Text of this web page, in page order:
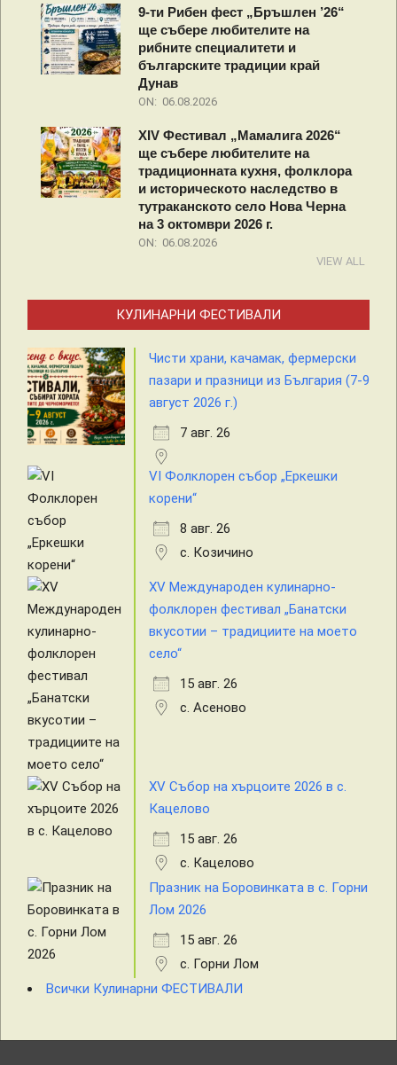
9-ти Рибен фест „Бръшлен ’26“
ще събере любителите на
рибните специалитети и
българските традиции край
Дунав
ON: 06.08.2026
XIV Фестивал „Мамалига 2026“
ще събере любителите на
традиционната кухня, фолклора
и историческото наследство в
тутраканското село Нова Черна
на 3 октомври 2026 г.
ON: 06.08.2026
VIEW ALL
КУЛИНАРНИ ФЕСТИВАЛИ
Чисти храни, качамак, фермерски
пазари и празници из България (7-9
август 2026 г.)
7 авг. 26
VI Фолклорен събор „Еркешки
корени“
8 авг. 26
с. Козичино
XV Международен кулинарно-
фолклорен фестивал „Банатски
вкусотии – традициите на моето
село“
15 авг. 26
с. Асеново
XV Събор на хърцоите 2026 в с.
Кацелово
15 авг. 26
с. Кацелово
Празник на Боровинката в с. Горни
Лом 2026
15 авг. 26
с. Горни Лом
Всички Кулинарни ФЕСТИВАЛИ